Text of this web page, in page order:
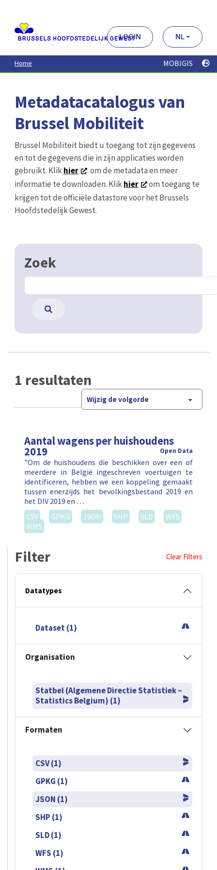
contenu
principal
LOGIN NL
Home MOBIGIS
Metadatacatalogus van
Brussel Mobiliteit
Brussel Mobiliteit biedt u toegang tot zijn gegevens
en tot de gegevens die in zijn applicaties worden
gebruikt. Klikhier
. om de metadata en meer
informatie te downloaden. Klikhier
om toegang te
krijgen tot de officiële datastore voor het Brussels
Hoofdstedelijk Gewest.
Zoek
1 resultaten
Wijzig de volgorde
Aantal wagens per huishoudens
2019 Open Data
"Om de huishoudens die beschikken over een of
meerdere in België ingeschreven voertuigen te
identificeren, hebben we een koppeling gemaakt
tussen enerzijds het bevolkingsbestand 2019 en
het DIV 2019 en …
CSV
GPKG JSON SHP SLD
WFS
WMS
Filter Clear Filters
Datatypes
Dataset (1)
Organisation
Statbel (Algemene Directie Statistiek –
Statistics Belgium) (1)
Formaten
CSV (1)
GPKG (1)
JSON (1)
SHP (1)
SLD (1)
WFS (1)